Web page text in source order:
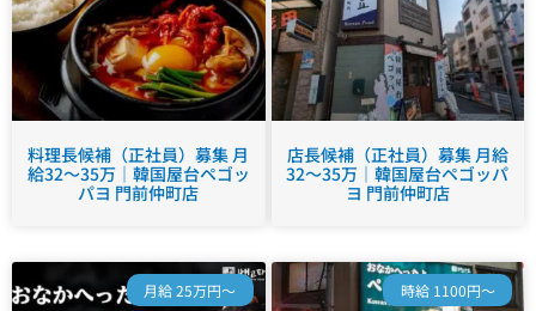
料理長候補（正社員）募集 月
給32～35万｜韓国屋台ペゴッ
パヨ 門前仲町店
店長候補（正社員）募集 月給
32～35万｜韓国屋台ペゴッパ
ヨ 門前仲町店
月給 25万円～ 時給 1100円～